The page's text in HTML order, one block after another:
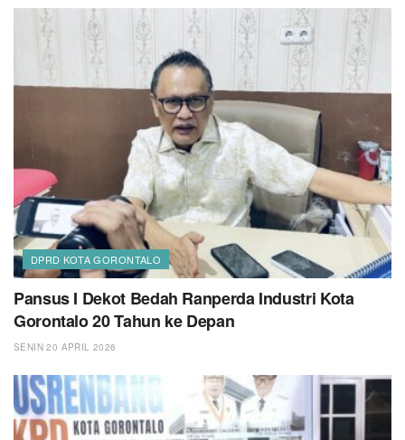
DPRD KOTA GORONTALO
Pansus I Dekot Bedah Ranperda Industri Kota
Gorontalo 20 Tahun ke Depan
SENIN 20 APRIL 2026